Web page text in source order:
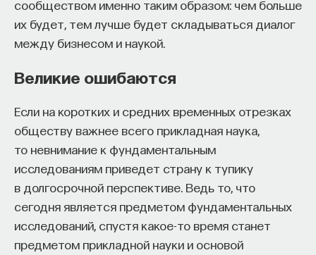
сообществом именно таким образом: чем больше
их будет, тем лучше будет складываться диалог
между бизнесом и наукой.
Великие ошибаются
Если на коротких и средних временных отрезках
обществу важнее всего прикладная наука,
то невнимание к фундаментальным
исследованиям приведет страну к тупику
в долгосрочной перспективе. Ведь то, что
сегодня является предметом фундаментальных
исследований, спустя какое-то время станет
предметом прикладной науки и основой